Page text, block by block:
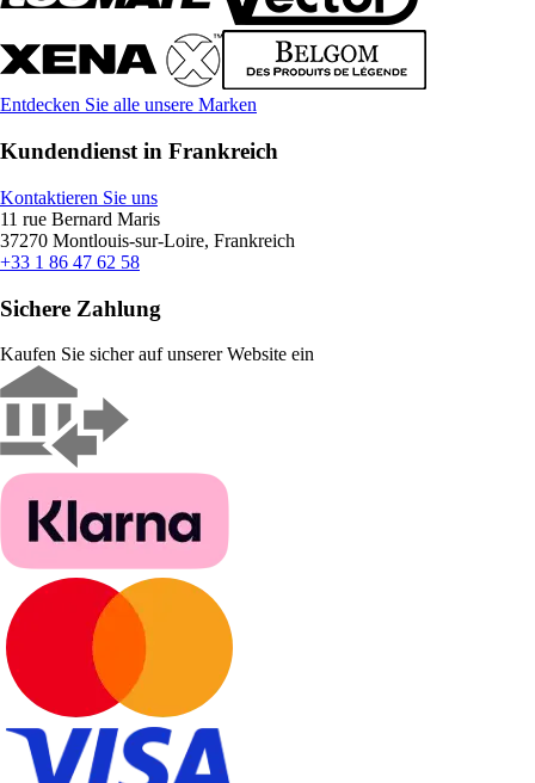
Entdecken Sie alle unsere Marken
Kundendienst in Frankreich
Kontaktieren Sie uns
11 rue Bernard Maris
37270 Montlouis-sur-Loire, Frankreich
+33 1 86 47 62 58
Sichere Zahlung
Kaufen Sie sicher auf unserer Website ein